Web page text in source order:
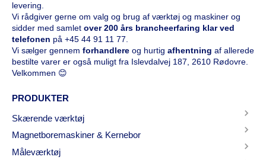
levering.
Vi rådgiver gerne om valg og brug af værktøj og maskiner og
sidder med samlet over 200 års brancheerfaring klar ved
telefonen på +45 44 91 11 77
Vi sælger gennem forhandlere og hurtig afhentning af allerede
bestilte varer er også muligt fra Islevdalvej 187, 2610 Rødovre.
Velkommen 😊
PRODUKTER
Skærende værktøj
Magnetboremaskiner & Kernebor
Måleværktøj